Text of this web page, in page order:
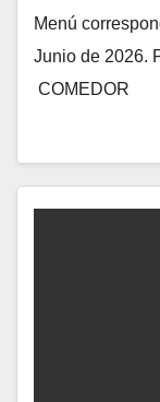
Menú
Junio de 2026.
COMEDOR